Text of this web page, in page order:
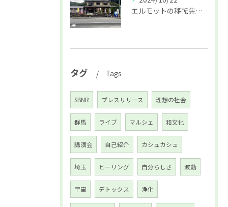
エルモットの移転先決定☆オープニングイベントのお知らせ♪
タグ Tags
SBNR プレスリリース 理想の社会
群馬 ライブ マルシェ 和文化
講演会 自己紹介 カシュカシュ
埼玉 ヒーリング 自分らしさ 波動
宇宙 デトックス 浄化